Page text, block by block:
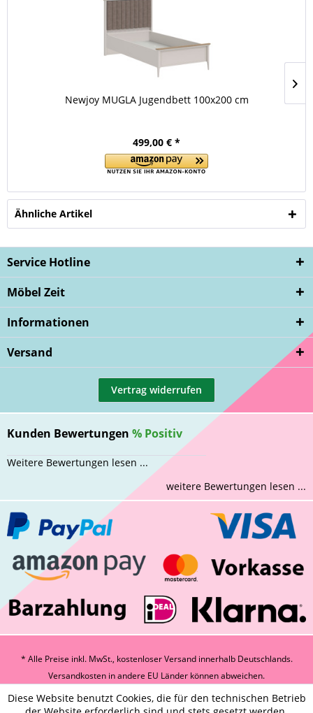
Newjoy MUGLA Jugendbett 100x200 cm
499,00 € *
Ähnliche Artikel
Service Hotline
Möbel Zeit
Informationen
Versand
Vertrag widerrufen
Kunden Bewertungen % Positiv
Weitere Bewertungen lesen ...
weitere Bewertungen lesen ...
* Alle Preise inkl. MwSt., kostenloser Versand innerhalb Deutschlands.
Versandkosten in andere EU Länder können abweichen.
Diese Website benutzt Cookies, die für den technischen Betrieb